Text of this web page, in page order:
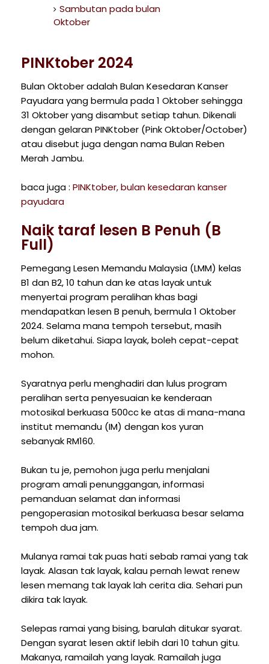
Sambutan pada bulan
Oktober
PINKtober 2024
Bulan Oktober adalah Bulan Kesedaran Kanser
Payudara yang bermula pada 1 Oktober sehingga
31 Oktober yang disambut setiap tahun. Dikenali
dengan gelaran PINKtober (Pink Oktober/October)
atau disebut juga dengan nama Bulan Reben
Merah Jambu.
baca juga : PINKtober, bulan kesedaran kanser
payudara
Naik taraf lesen B Penuh (B
Full)
Pemegang Lesen Memandu Malaysia (LMM) kelas
B1 dan B2, 10 tahun dan ke atas layak untuk
menyertai program peralihan khas bagi
mendapatkan lesen B penuh, bermula 1 Oktober
2024. Selama mana tempoh tersebut, masih
belum diketahui. Siapa layak, boleh cepat-cepat
mohon.
Syaratnya perlu menghadiri dan lulus program
peralihan serta penyesuaian ke kenderaan
motosikal berkuasa 500cc ke atas di mana-mana
institut memandu (IM) dengan kos yuran
sebanyak RM160.
Bukan tu je, pemohon juga perlu menjalani
program amali penunggangan, informasi
pemanduan selamat dan informasi
pengoperasian motosikal berkuasa besar selama
tempoh dua jam.
Mulanya ramai tak puas hati sebab ramai yang tak
layak. Alasan tak layak, kalau pernah lewat renew
lesen memang tak layak lah cerita dia. Sehari pun
dikira tak layak.
Selepas ramai yang bising, barulah ditukar syarat.
Dengan syarat lesen aktif lebih dari 10 tahun gitu.
Makanya, ramailah yang layak. Ramailah juga